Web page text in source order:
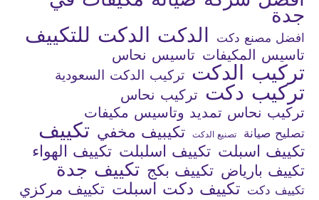
جدة
افضل مصنع دكت الدكت الدكت للتكييف
تاسيس المكيفات تاسيس نحاس
تركيب الدكت تركيب الدكت السعودية
تركيب دكت تركيب نحاس
تركيب نحاس تمديد وتاسيس مكيفات
تصليح صيانة تصنيع الدكت تكيبيف مخفي تكييف
تكييف اسبلت تكييف اسلبلت تكييف الهواء
تكييف بارياض تكييف بكج تكييف جدة
تكييف دكت تكييف دكت اسبلت تكييف مركزي